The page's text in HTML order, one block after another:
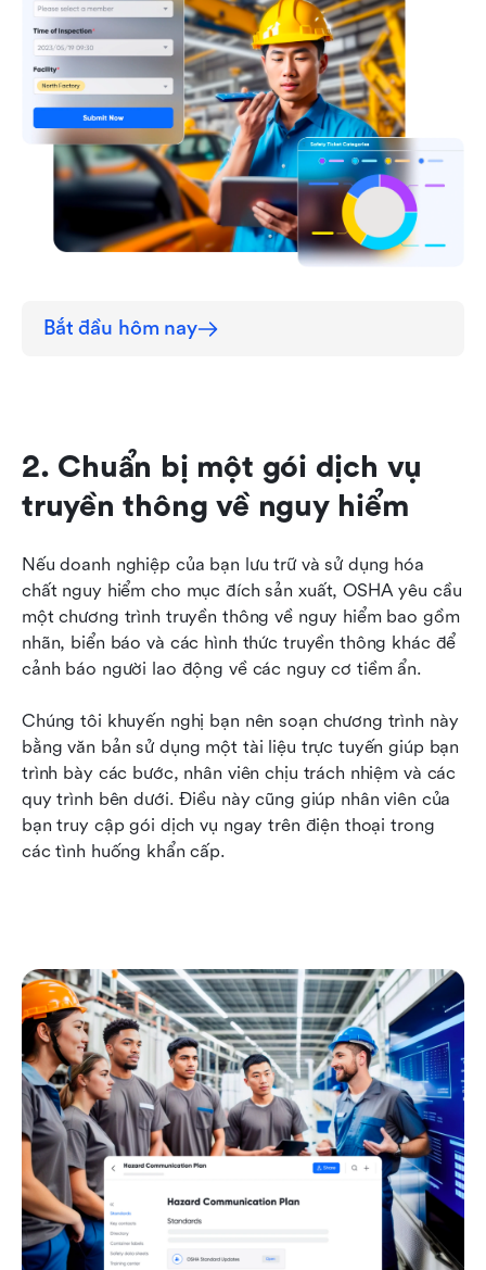
Bắt đầu hôm nay
2. Chuẩn bị một gói dịch vụ
truyền thông về nguy hiểm
Nếu doanh nghiệp của bạn lưu trữ và sử dụng hóa
chất nguy hiểm cho mục đích sản xuất, OSHA yêu cầu
một chương trình truyền thông về nguy hiểm bao gồm
nhãn, biển báo và các hình thức truyền thông khác để
cảnh báo người lao động về các nguy cơ tiềm ẩn.
Chúng tôi khuyến nghị bạn nên soạn chương trình này
bằng văn bản sử dụng một tài liệu trực tuyến giúp bạn
trình bày các bước, nhân viên chịu trách nhiệm và các
quy trình bên dưới. Điều này cũng giúp nhân viên của
bạn truy cập gói dịch vụ ngay trên điện thoại trong
các tình huống khẩn cấp.